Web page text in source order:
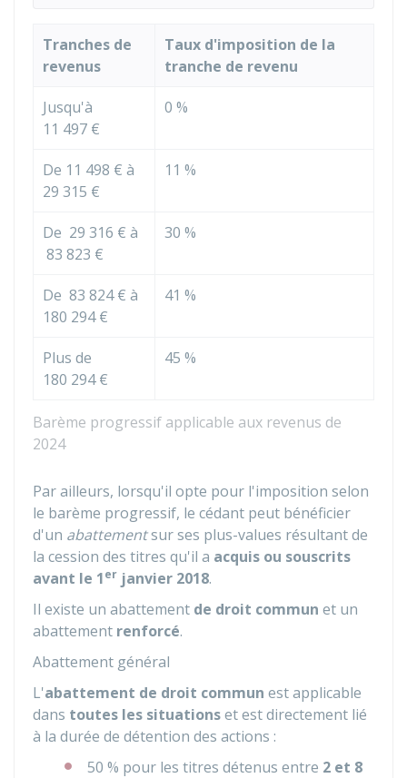
Barème progressif applicable aux revenus de
2024
Tranches de
revenus
Taux d'imposition de la
tranche de revenu
Jusqu'à
11 497 €
0 %
De 11 498 € à
29 315 €
11 %
De 29 316 € à
83 823 €
30 %
De 83 824 € à
180 294 €
41 %
Plus de
180 294 €
45 %
Par ailleurs, lorsqu'il opte pour l'imposition selon
le barème progressif, le cédant peut bénéficier
d'un abattementsur ses plus-values résultant de
la cession des titres qu'il a acquis ou souscrits
avant le 1er janvier 2018.
Il existe un abattement de droit commun et un
abattement renforcé.
Abattement général
L'abattement de droit commun est applicable
dans toutes les situationset est directement lié
à la durée de détention des actions :
50 % pour les titres détenus entre 2 et 8